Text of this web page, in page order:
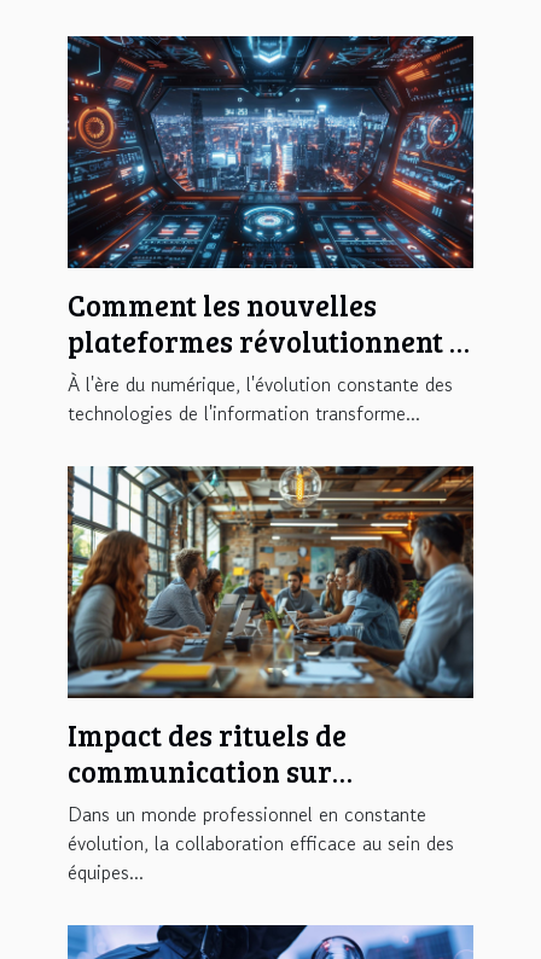
Comment les nouvelles
plateformes révolutionnent le
téléchargement de contenus
en 2025
À l'ère du numérique, l'évolution constante des
technologies de l'information transforme...
Impact des rituels de
communication sur
l'efficacité collaborative des
équipes
Dans un monde professionnel en constante
évolution, la collaboration efficace au sein des
équipes...